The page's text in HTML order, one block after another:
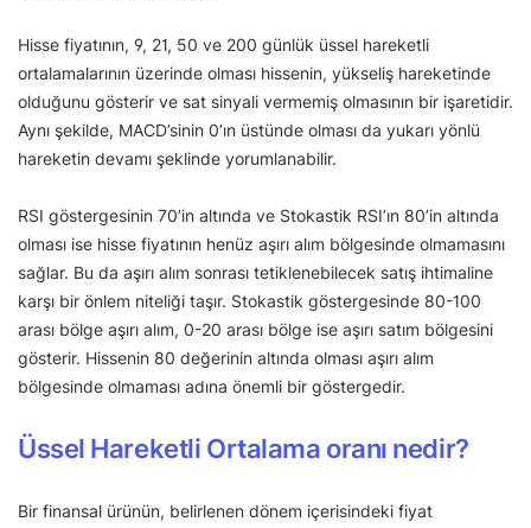
Hisse fiyatının, 9, 21, 50 ve 200 günlük üssel hareketli
ortalamalarının üzerinde olması hissenin, yükseliş hareketinde
olduğunu gösterir ve sat sinyali vermemiş olmasının bir işaretidir.
Aynı şekilde, MACD’sinin 0’ın üstünde olması da yukarı yönlü
hareketin devamı şeklinde yorumlanabilir.
RSI göstergesinin 70’in altında ve Stokastik RSI’ın 80’in altında
olması ise hisse fiyatının henüz aşırı alım bölgesinde olmamasını
sağlar. Bu da aşırı alım sonrası tetiklenebilecek satış ihtimaline
karşı bir önlem niteliği taşır. Stokastik göstergesinde 80-100
arası bölge aşırı alım, 0-20 arası bölge ise aşırı satım bölgesini
gösterir. Hissenin 80 değerinin altında olması aşırı alım
bölgesinde olmaması adına önemli bir göstergedir.
Üssel Hareketli Ortalama oranı nedir?
Bir finansal ürünün, belirlenen dönem içerisindeki fiyat